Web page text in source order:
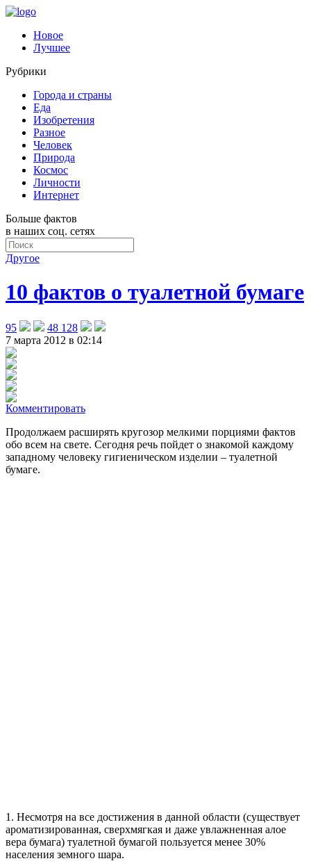
Новое
Лучшее
Рубрики
Города и страны
Еда
Изобретения
Разное
Человек
Природа
Космос
Личности
Интернет
Больше фактов
в наших соц. сетях
Другое
10 фактов о туалетной бумаге
95
48 128
7 марта 2012 в 02:14
Комментировать
Продолжаем расширять кругозор мелкими порциями фактов
обо всем на свете. Сегодня речь пойдет о знакомой каждому
западному человеку гигиеническом изделии – туалетной
бумаге.
1. Несмотря на все достижения в данной области (существует
ароматизированная, сверхмягкая и даже увлажненная алое
вера бумага) туалетной бумагой пользуется менее 30%
населения земного шара.